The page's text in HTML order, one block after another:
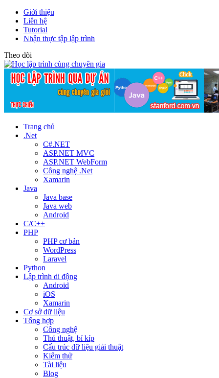
Giới thiệu
Liên hệ
Tutorial
Nhận thực tập lập trình
Theo dõi
Trang chủ
.Net
C#.NET
ASP.NET MVC
ASP.NET WebForm
Công nghệ .Net
Xamarin
Java
Java base
Java web
Android
C/C++
PHP
PHP cơ bản
WordPress
Laravel
Python
Lập trình di động
Android
iOS
Xamarin
Cơ sở dữ liệu
Tổng hợp
Công nghệ
Thủ thuật, bí kíp
Cấu trúc dữ liệu giải thuật
Kiểm thử
Tài liệu
Blog